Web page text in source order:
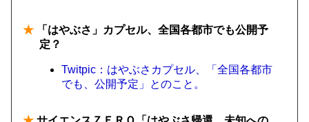
★ 「はやぶさ」カプセル、全国各都市でも公開予
定？
Twitpic：はやぶさカプセル、「全国各都市
でも、公開予定」とのこと。